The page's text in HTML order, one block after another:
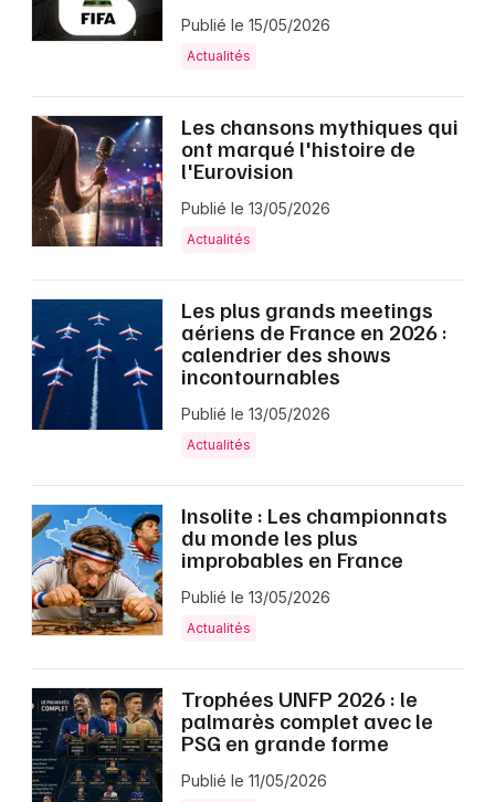
Publié le 15/05/2026
Actualités
Les chansons mythiques qui
ont marqué l'histoire de
l'Eurovision
Publié le 13/05/2026
Actualités
Les plus grands meetings
aériens de France en 2026 :
calendrier des shows
incontournables
Publié le 13/05/2026
Actualités
Insolite : Les championnats
du monde les plus
improbables en France
Publié le 13/05/2026
Actualités
Trophées UNFP 2026 : le
palmarès complet avec le
PSG en grande forme
Publié le 11/05/2026